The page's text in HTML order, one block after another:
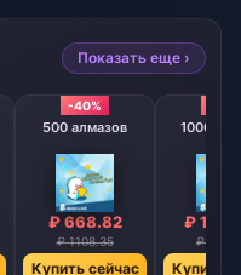
Показать еще ›
-40%
500 алмазов
₽ 668.82
₽ 1108.35
Купить сейчас
1000
₽
₽
Купить